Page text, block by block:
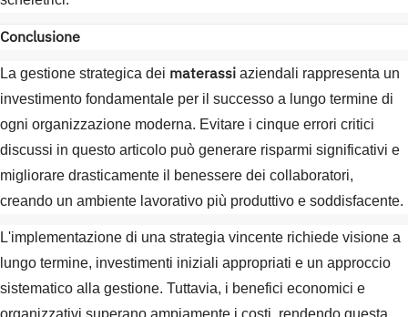
Conclusione
La gestione strategica dei materassi aziendali rappresenta un
investimento fondamentale per il successo a lungo termine di
ogni organizzazione moderna. Evitare i cinque errori critici
discussi in questo articolo può generare risparmi significativi e
migliorare drasticamente il benessere dei collaboratori,
creando un ambiente lavorativo più produttivo e soddisfacente.
L'implementazione di una strategia vincente richiede visione a
lungo termine, investimenti iniziali appropriati e un approccio
sistematico alla gestione. Tuttavia, i benefici economici e
organizzativi superano ampiamente i costi, rendendo questa